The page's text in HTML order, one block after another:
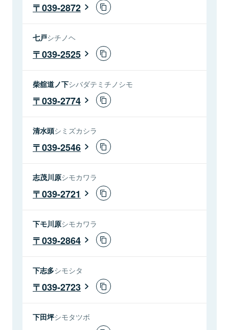
039-2872
七戸シチノヘ
039-2525
柴舘道ノ下シバダテミチノシモ
039-2774
清水頭シミズカシラ
039-2546
志茂川原シモカワラ
039-2721
下モ川原シモカワラ
039-2864
下志多シモシタ
039-2723
下田坪シモタツボ